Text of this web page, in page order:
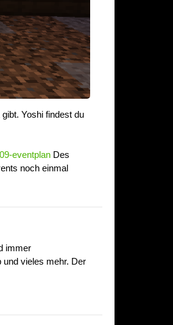
Yoshi findest du
eventplan Des
noch einmal
immer
vieles mehr. Der